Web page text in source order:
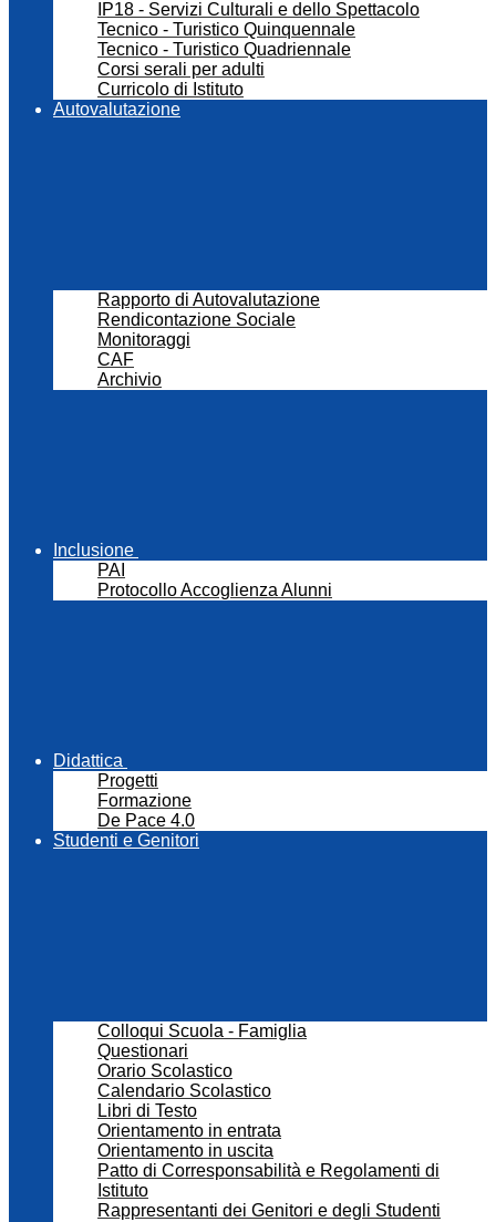
IP18 - Servizi Culturali e dello Spettacolo
Tecnico - Turistico Quinquennale
Tecnico - Turistico Quadriennale
Corsi serali per adulti
Curricolo di Istituto
Autovalutazione
Rapporto di Autovalutazione
Rendicontazione Sociale
Monitoraggi
CAF
Archivio
Inclusione
PAI
Protocollo Accoglienza Alunni
Didattica
Progetti
Formazione
De Pace 4.0
Studenti e Genitori
Colloqui Scuola - Famiglia
Questionari
Orario Scolastico
Calendario Scolastico
Libri di Testo
Orientamento in entrata
Orientamento in uscita
Patto di Corresponsabilità e Regolamenti di
Istituto
Rappresentanti dei Genitori e degli Studenti